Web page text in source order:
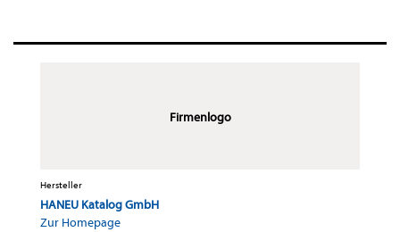
Firmenlogo
Hersteller
HANEU Katalog GmbH
Zur Homepage